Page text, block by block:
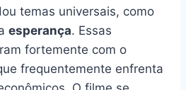
temas universais, como
esperança. Essas
fortemente com o
frequentemente enfrenta